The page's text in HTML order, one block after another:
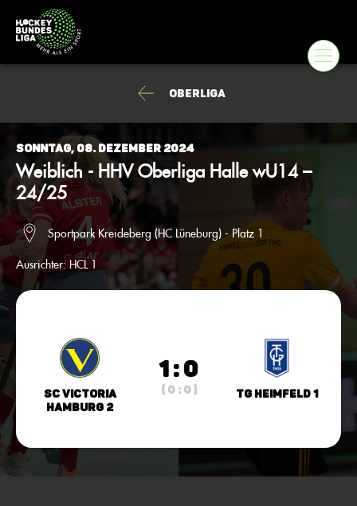
Oberliga
Sonntag, 08. Dezember 2024
Weiblich - HHV Oberliga Halle wU14 –
24/25
Sportpark Kreideberg (HC Lüneburg) - Platz 1
Ausrichter:HCL 1
SC Victoria
Hamburg 2
1 : 0
( 0 : 0 ) TG Heimfeld 1